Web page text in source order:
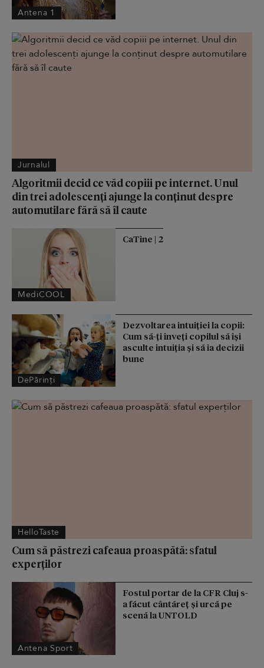
Antena 1
Jurnalul
Algoritmii decid ce văd copiii pe internet. Unul
din trei adolescenți ajunge la conținut despre
automutilare fără să îl caute
MediCOOL
CaTine | 2
DePărinți
Dezvoltarea intuiției la copii:
Cum să-ți înveți copilul să își
asculte intuiția și să ia decizii
bune
HelloTaste
Cum să păstrezi cafeaua proaspătă: sfatul
experților
Antena Sport
Fostul portar de la CFR Cluj s-
a făcut cântăreţ şi urcă pe
scenă la UNTOLD